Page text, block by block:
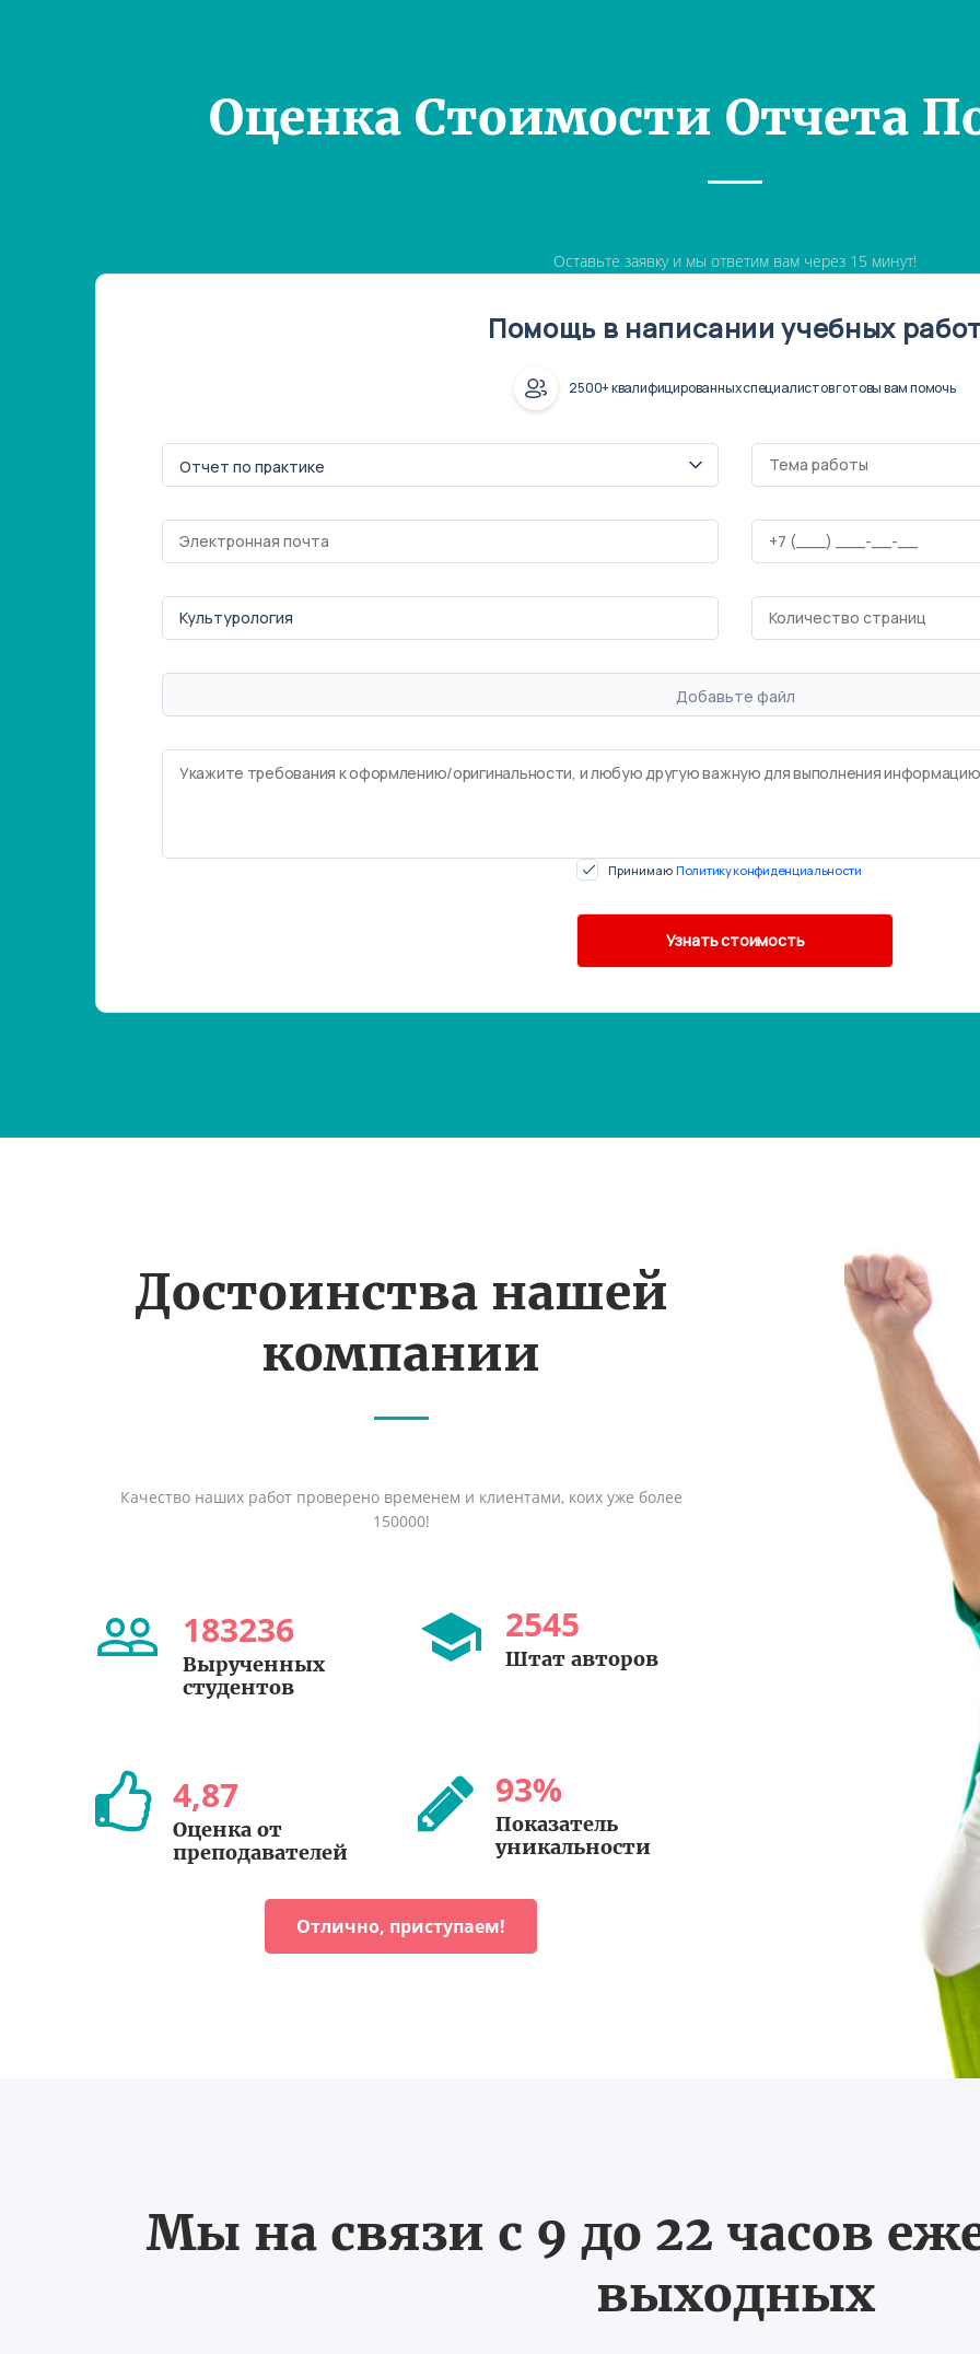
Оценка Стоимости Отчета
Оставьте заявку и мы ответим вам через 15 минут!
Помощь в написании учебных
2500+ квалифицированных специалистов готовы вам помочь
Добавьте файл
Принимаю Политику конфиденциальности
Достоинства нашей
компании
Качество наших работ проверено временем и клиентами, коих уже более
150000!
183236
Вырученных
студентов
2545
Штат авторов
4,87
Оценка от
преподавателей
93%
Показатель
уникальности
Отлично, приступаем!
Мы на связи с 9 до 22 часов
выходных